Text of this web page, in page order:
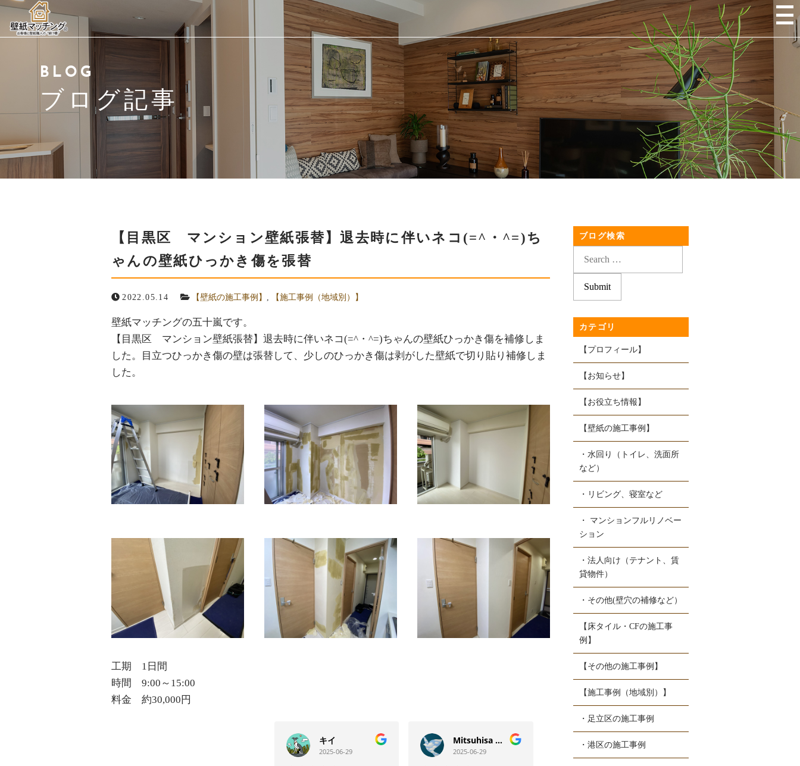
サービス紹介
サービスの流れ
CONTACT
メール・LINEでの受付
お問い合わせフォーム
24時間受付中
090-7014-7046
土日祝でもご相談お待ちしております！
※営業・勧誘電話などはご遠慮ください
BLOG
ブログ記事
【目黒区 マンション壁紙張替】退去時に伴いネコ(=^・^=)ち
ゃんの壁紙ひっかき傷を張替
2022.05.14 【壁紙の施工事例】 , 【施工事例（地域別）】
壁紙マッチングの五十嵐です。
【目黒区 マンション壁紙張替】退去時に伴いネコ(=^・^=)ちゃんの壁紙ひっかき傷を補修しま
した。目立つひっかき傷の壁は張替して、少しのひっかき傷は剥がした壁紙で切り貼り補修しま
した。
工期 1日間
時間 9:00～15:00
料金 約30,000円
キイ
2025-06-29
Mitsuhisa Oikawa
2025-06-29
m
2025-06-19
ブログ検索
カテゴリ
【プロフィール】
【お知らせ】
【お役立ち情報】
【壁紙の施工事例】
・水回り（トイレ、洗面所
など）
・リビング、寝室など
・ マンションフルリノベー
ション
・法人向け（テナント、賃
貸物件）
・その他(壁穴の補修など）
【床タイル・CFの施工事
例】
【その他の施工事例】
【施工事例（地域別）】
・足立区の施工事例
・港区の施工事例